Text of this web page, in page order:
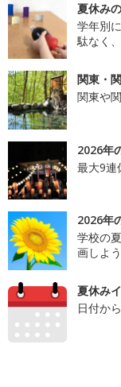
夏休み
学年別
駄なく
関東・
関東や
2026年
最大9連
2026年
学校の
画しよう
夏休み
日付か